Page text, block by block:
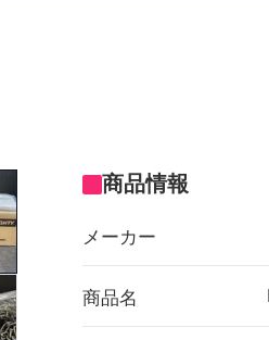
商品情報
メーカー
商品名